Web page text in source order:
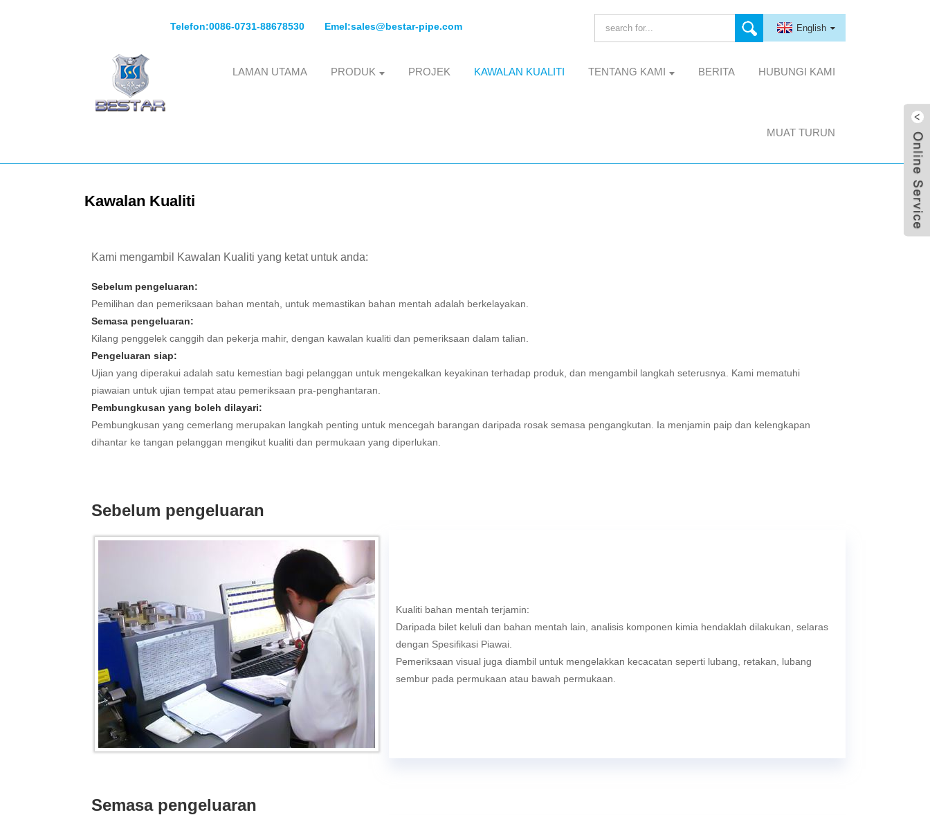
Telefon:0086-0731-88678530 Emel:sales@bestar-pipe.com English
LAMAN UTAMA PRODUK PROJEK KAWALAN KUALITI TENTANG KAMI BERITA HUBUNGI KAMI
MUAT TURUN
Kawalan Kualiti
Kami mengambil Kawalan Kualiti yang ketat untuk anda:
Sebelum pengeluaran:
Pemilihan dan pemeriksaan bahan mentah, untuk memastikan bahan mentah adalah berkelayakan.
Semasa pengeluaran:
Kilang penggelek canggih dan pekerja mahir, dengan kawalan kualiti dan pemeriksaan dalam talian.
Pengeluaran siap:
Ujian yang diperakui adalah satu kemestian bagi pelanggan untuk mengekalkan keyakinan terhadap produk, dan mengambil langkah seterusnya. Kami mematuhi
piawaian untuk ujian tempat atau pemeriksaan pra-penghantaran.
Pembungkusan yang boleh dilayari:
Pembungkusan yang cemerlang merupakan langkah penting untuk mencegah barangan daripada rosak semasa pengangkutan. Ia menjamin paip dan kelengkapan
dihantar ke tangan pelanggan mengikut kualiti dan permukaan yang diperlukan.
Sebelum pengeluaran
Kualiti bahan mentah terjamin:
Daripada bilet keluli dan bahan mentah lain, analisis komponen kimia hendaklah dilakukan, selaras
dengan Spesifikasi Piawai.
Pemeriksaan visual juga diambil untuk mengelakkan kecacatan seperti lubang, retakan, lubang
sembur pada permukaan atau bawah permukaan.
Semasa pengeluaran